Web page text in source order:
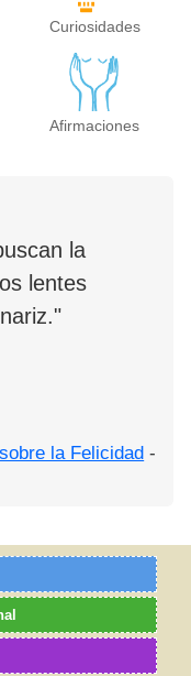
Curiosidades
Afirmaciones
la
lentes
la Felicidad -